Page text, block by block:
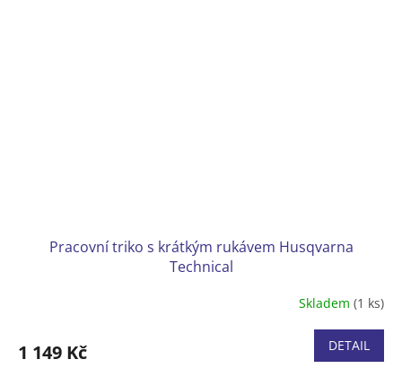
Pracovní triko s krátkým rukávem Husqvarna
Technical
Skladem (1 ks)
1 149 Kč DETAIL